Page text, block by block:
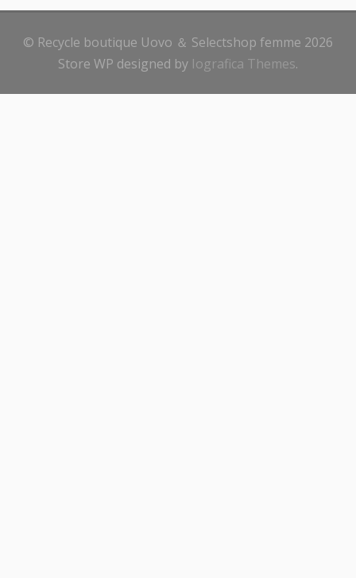
© Recycle boutique Uovo ＆ Selectshop femme 2026
Store WP designed by Iografica Themes.